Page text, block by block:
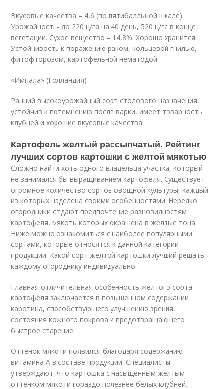
Вкусовые качества – 4,6 (по пятибалльной шкале).
Урожайность- до 220 ц/га на 40 день, 520 ц/га в конце
вегетации. Сухое вещество – 14,8%. Хорошо хранится.
Устойчивость к поражению раком, кольцевой гнилью,
фитофторозом, картофельной нематодой.
«Импала» (Голландия)
Ранний высокоурожайный сорт столового назначения,
устойчив к потемнению после варки, имеет товарность
клубней и хорошие вкусовые качества.
Картофель желтый рассыпчатый. Рейтинг
лучших сортов картошки с желтой мякотью
Сложно найти хоть одного владельца участка, который
не занимался бы выращиванием картофеля. Существует
огромное количество сортов овощной культуры, каждый
из которых наделена своими особенностями. Нередко
огородники отдают предпочтение разновидностям
картофеля, мякоть которых окрашена в желтые тона.
Ниже можно ознакомиться с наиболее популярными
сортами, которые относятся к данной категории
продукции. Какой сорт желтой картошки лучший решать
каждому огороднику индивидуально.
Главная отличительная особенность желтого сорта
картофеля заключается в повышенном содержании
каротина, способствующего улучшению зрения,
состояния кожного покрова и предотвращающего
быстрое старение.
Оттенок мякоти появился благодаря содержанию
витамина А в составе продукции. Специалисты
утверждают, что картошка с насыщенным желтым
оттенком мякоти гораздо полезнее белых клубней.